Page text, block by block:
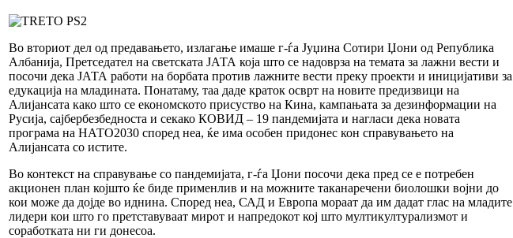
Во вториот дел од предавањето, излагање имаше г-ѓа Јуџина Сотири Џони од Република
Албанија, Претседател на светската ЈАТА која што се надоврза на темата за лажни вести и
посочи дека ЈАТА работи на борбата против лажните вести преку проекти и иницијативи за
едукација на младината. Понатаму, таа даде краток осврт на новите предизвици на
Алијансата како што се економското присуство на Кина, кампањата за дезинформации на
Русија, сајбербезбедноста и секако КОВИД – 19 пандемијата и нагласи дека новата
програма на НАТО2030 според неа, ќе има особен придонес кон справувањето на
Алијансата со истите.
Во контекст на справување со пандемијата, г-ѓа Џони посочи дека пред се е потребен
акционен план којшто ќе биде применлив и на можните таканаречени биолошки војни до
кои може да дојде во иднина. Според неа, САД и Европа мораат да им дадат глас на младите
лидери кои што го претставуваат мирот и напредокот кој што мултикултурализмот и
соработката ни ги донесоа.